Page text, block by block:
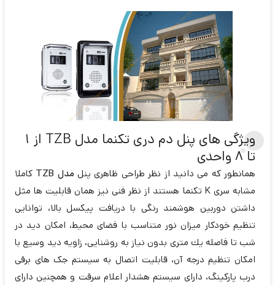
ویژگی های پنل دم دری تکنما مدل TZB از 1
تا 8 واحدی
همانطور که می دانید از نظر طراحی ظاهری پنل مدل TZB
کاملا
مشابه سری K تکنما هستند از نظر فنی نیز همان قابلیت ها مثل
داشتن دوربين هوشمند رنگی با دریافت پیکسل بالا، توانايی
تنظيم خودکار میزان نور متناسب با فضای محيط، امكان ديد در
شب تا فاصله يك متری بدون نیاز به روشنایی، زاويه ديد وسيع با
امکان تنظيم درجه آن، قابلیت اتصال به سیستم جک های برقی
درب پارکینگ، دارای سیستم هشدار اعلام سرقت و همچنین دارای